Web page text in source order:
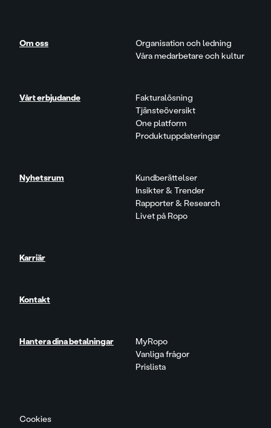
Cookies
Om oss
Organisation och ledning
Våra medarbetare och kultur
Vårt erbjudande
Fakturalösning
Tjänsteöversikt
One platform
Produktuppdateringar
Nyhetsrum
Kundberättelser
Insikter & Trender
Rapporter & Research
Livet på Ropo
Karriär
Kontakt
Hantera dina betalningar
MyRopo
Vanliga frågor
Prislista